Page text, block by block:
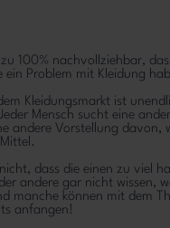
100% nachvollziehbar,
ein Problem mit Kleidung
Kleidungsmarkt ist
Mensch sucht eine
andere Vorstellung davon,
dass die einen zu viel
andere gar nicht wissen,
manche können mit dem
anfangen!